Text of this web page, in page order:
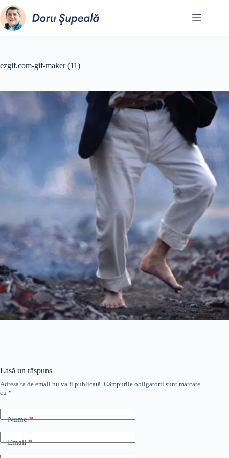
Sari
la
conținut
ezgif.com-gif-maker (11)
Lasă un răspuns
Adresa ta de email nu va fi publicată. Câmpurile obligatorii sunt marcate
cu *
Nume*
Email*